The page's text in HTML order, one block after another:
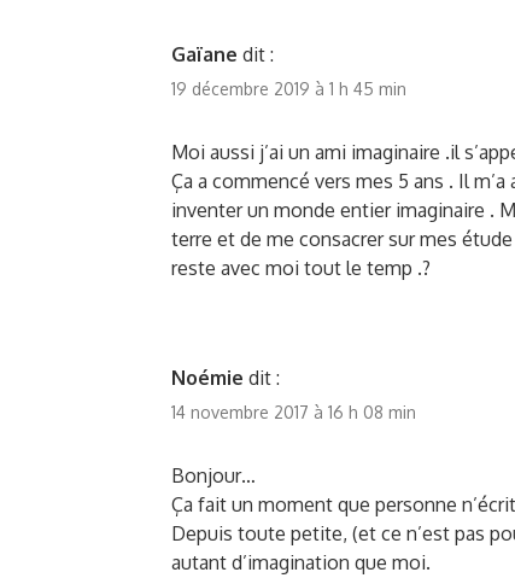
Gaïane dit :
19 décembre 2019 à 1 h 45 min
Moi aussi j’ai un ami imaginaire .il
Ça a commencé vers mes 5 ans . Il
inventer un monde entier imaginaire .
terre et de me consacrer sur mes étude
reste avec moi tout le temp .?
Noémie dit :
14 novembre 2017 à 16 h 08 min
Bonjour…
Ça fait un moment que personne
Depuis toute petite, (et ce n’est pas
autant d’imagination que moi.